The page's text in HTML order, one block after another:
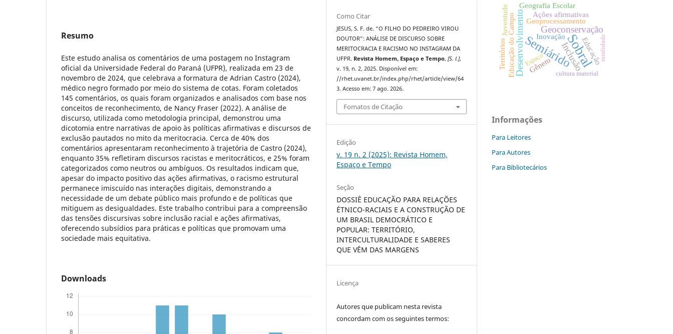
Resumo
Este estudo analisa os comentários de uma postagem no Instagram
oficial da Universidade Federal do Paraná (UFPR), realizada em 23 de
novembro de 2024, que celebrava a formatura de Adrian Castro (2024),
médico negro formado por meio do sistema de cotas. Foram coletados
145 comentários, os quais foram organizados e analisados com base nos
conceitos de reconhecimento, de Nancy Fraser (2022). A análise de
discurso, utilizada como metodologia principal, demonstrou uma
dicotomia entre narrativas de apoio às políticas afirmativas e discursos de
exclusão pautados no mito da meritocracia. Cerca de 40% dos
comentários apresentaram reconhecimento à trajetória de Castro (2024),
enquanto 35% refletiram discursos racistas e meritocráticos, e 25% foram
categorizados como neutros ou ambíguos. Os resultados indicam que,
apesar do impacto positivo das ações afirmativas, o racismo estrutural
permanece imiscuído nas interações digitais, demonstrando a
necessidade de um debate público mais profundo e de políticas que
mitiguem as desigualdades. Este trabalho contribui para a compreensão
das tensões discursivas sobre inclusão racial e ações afirmativas,
oferecendo subsídios para práticas e políticas que promovam uma
sociedade mais equitativa.
Downloads
Como Citar
JESUS, S. F. de. “O FILHO DO PEDREIRO VIROU
DOUTOR”: ANÁLISE DE DISCURSO SOBRE
MERITOCRACIA E RACISMO NO INSTAGRAM DA
UFPR. Revista Homem, Espaço e Tempo,[S. l.],
v. 19, n. 2, 2025. Disponível em:
//rhet.uvanet.br/index.php/rhet/article/view/64
3. Acesso em: 7 ago. 2026.
Fomatos de Citação
Edição
v. 19 n. 2 (2025): Revista Homem,
Espaço e Tempo
Seção
DOSSIÊ EDUCAÇÃO PARA RELAÇÕES
ÉTNICO-RACIAIS E A CONSTRUÇÃO DE
UM BRASIL DEMOCRÁTICO E
POPULAR: TERRITÓRIO,
INTERCULTURALIDADE E SABERES
QUE VÊM DAS MARGENS
Licença
Autores que publicam nesta revista
concordam com os seguintes termos:
Sobral
Semiárido
Geoconservação
Inclusão
Desenvolvimento Geoprocessamento
Educação do Campo Educação
Territórios Gênero
Ações afirmativas
Inovação
Juventude Geografia Escolar
ruralidade
Espaço
cultura material
Informações
Para Leitores
Para Autores
Para Bibliotecários